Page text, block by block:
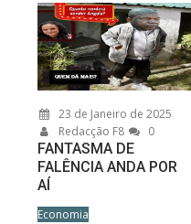
23 de Janeiro de 2025
Redacção F8
0
FANTASMA DE
FALÊNCIA ANDA POR
AÍ
Economia